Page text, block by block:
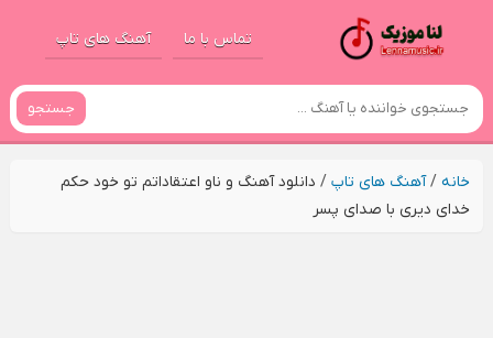
تماس با ما آهنگ های تاپ
جستجو
خانه/آهنگ های تاپ/ دانلود آهنگ و ناو اعتقاداتم تو خود حکم
خدای دیری با صدای پسر